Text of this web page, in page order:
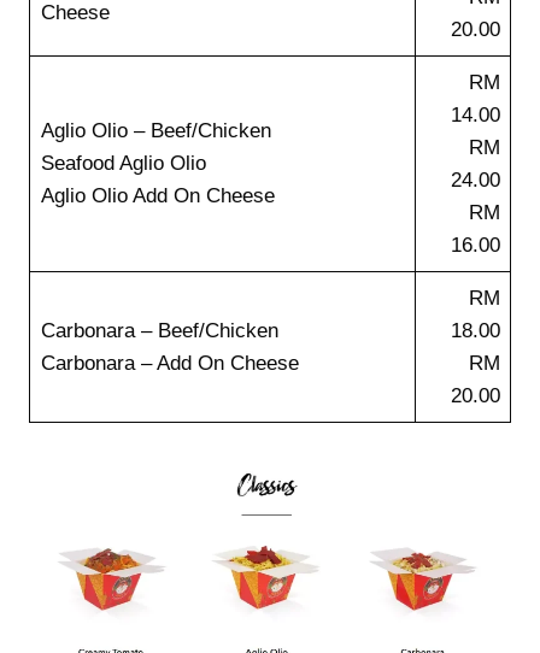
Cheese
20.00
Aglio Olio – Beef/Chicken
Seafood Aglio Olio
Aglio Olio Add On Cheese
RM
14.00
RM
24.00
RM
16.00
Carbonara – Beef/Chicken
Carbonara – Add On Cheese
RM
18.00
RM
20.00